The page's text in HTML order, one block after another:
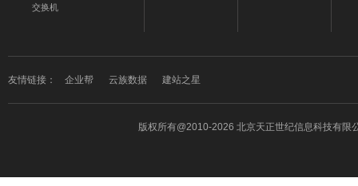
交换机
友情链接： 企业帮 云族数据 建站之星
版权所有@2010-2026 北京天正世纪信息科技有限